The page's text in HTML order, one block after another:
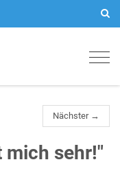
Nächster →
mich sehr!"